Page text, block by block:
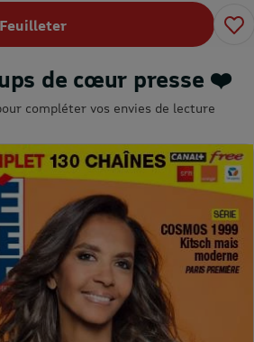
Feuilleter
de cœur presse ❤️
compléter vos envies de lecture